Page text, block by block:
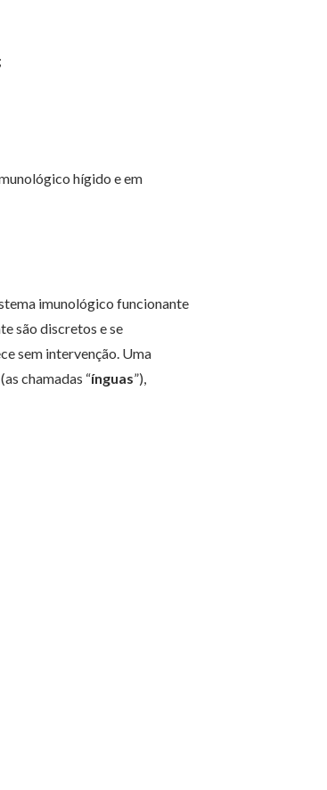
hígido e em
imunológico funcionante
são discretos e se
sem intervenção. Uma
chamadas “ínguas”),